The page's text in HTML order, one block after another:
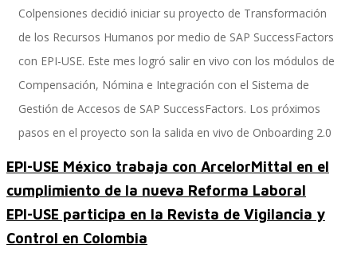
Implementación Employee Central Payroll
Learning and Development
Performance and Goals
Colpensiones decidió iniciar su proyecto de Transformación
de los Recursos Humanos por medio de SAP SuccessFactors
con EPI-USE. Este mes logró salir en vivo con los módulos de
Compensación, Nómina e Integración con el Sistema de
Gestión de Accesos de SAP SuccessFactors. Los próximos
pasos en el proyecto son la salida en vivo de Onboarding 2.0
EPI-USE México trabaja con ArcelorMittal en el
cumplimiento de la nueva Reforma Laboral
EPI-USE participa en la Revista de Vigilancia y
Control en Colombia